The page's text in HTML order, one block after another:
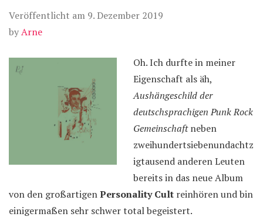
Veröffentlicht am 9. Dezember 2019
byArne
Oh. Ich durfte in meiner
Eigenschaft als äh,
Aushängeschild der
deutschsprachigen Punk Rock
Gemeinschaftneben
zweihundertsiebenundachtz
igtausend anderen Leuten
bereits in das neue Album
von den großartigenPersonality Cult reinhören und bin
einigermaßen sehr schwer total begeistert.